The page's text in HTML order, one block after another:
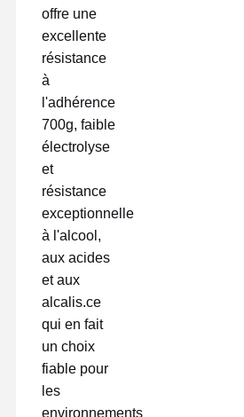
Visite D'usine
bande pour animaux de compagnie
Bande de Kapton
Double bande dégrossie
Ruban adhésif
Tape en PTFE
Ruban adhésif
offre une
excellente
résistance
à
l'adhérence
700g, faible
électrolyse
et
résistance
exceptionnelle
à l'alcool,
aux acides
et aux
alcalis.ce
qui en fait
un choix
fiable pour
les
environnements